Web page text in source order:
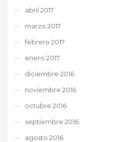
abril 2017
marzo 2017
febrero 2017
enero 2017
diciembre 2016
noviembre 2016
octubre 2016
septiembre 2016
agosto 2016